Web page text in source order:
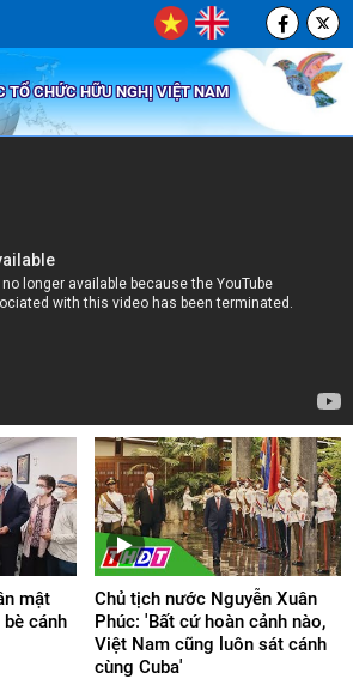
TỔ CHỨC HỮU NGHỊ VIỆT NAM
mật
bè cánh
Chủ tịch nước Nguyễn Xuân
Phúc: 'Bất cứ hoàn cảnh nào,
Việt Nam cũng luôn sát cánh
cùng Cuba'